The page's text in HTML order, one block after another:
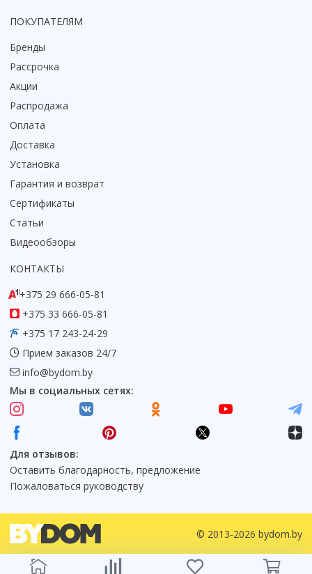
ПОКУПАТЕЛЯМ
Бренды
Рассрочка
Акции
Распродажа
Оплата
Доставка
Установка
Гарантия и возврат
Сертификаты
Статьи
Видеообзоры
КОНТАКТЫ
+375 29 666-05-81
+375 33 666-05-81
+375 17 243-24-29
Прием заказов 24/7
info@bydom.by
Мы в социальных сетях:
Для отзывов:
Оставить благодарность, предложение
Пожаловаться руководству
© 2013-2026 bydom.by